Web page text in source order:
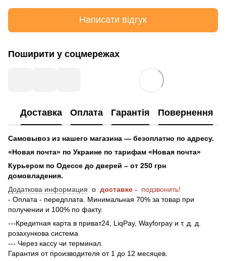
Написати відгук
Поширити у соцмережах
Доставка Оплата Гарантія Повернення
Самовывоз из нашего магазина — безоплатно по адресу.
«Новая почта» по Украине по тарифам «Новая почта»
Курьером по Одессе до дверей – от 250 грн
домовладения.
Додаткова информация о доставке - подзвонить!
- Оплата - передплата. Минимальная 70% за товар при
получении и 100% по факту.
---Кредитная карта в приват24, LiqPay, Wayforpay и т. д. д.
розахункова система
--- Через кассу чи терминал.
Гарантия от производителя от 1 до 12 месяцев.